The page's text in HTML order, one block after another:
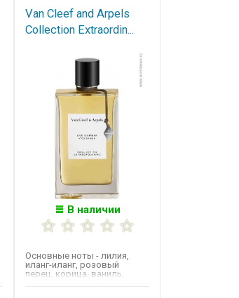
Van Cleef and Arpels
Collection Extraordin...
В наличии
Основные ноты - лилия,
иланг-иланг, розовый
перец, корица, ваниль,